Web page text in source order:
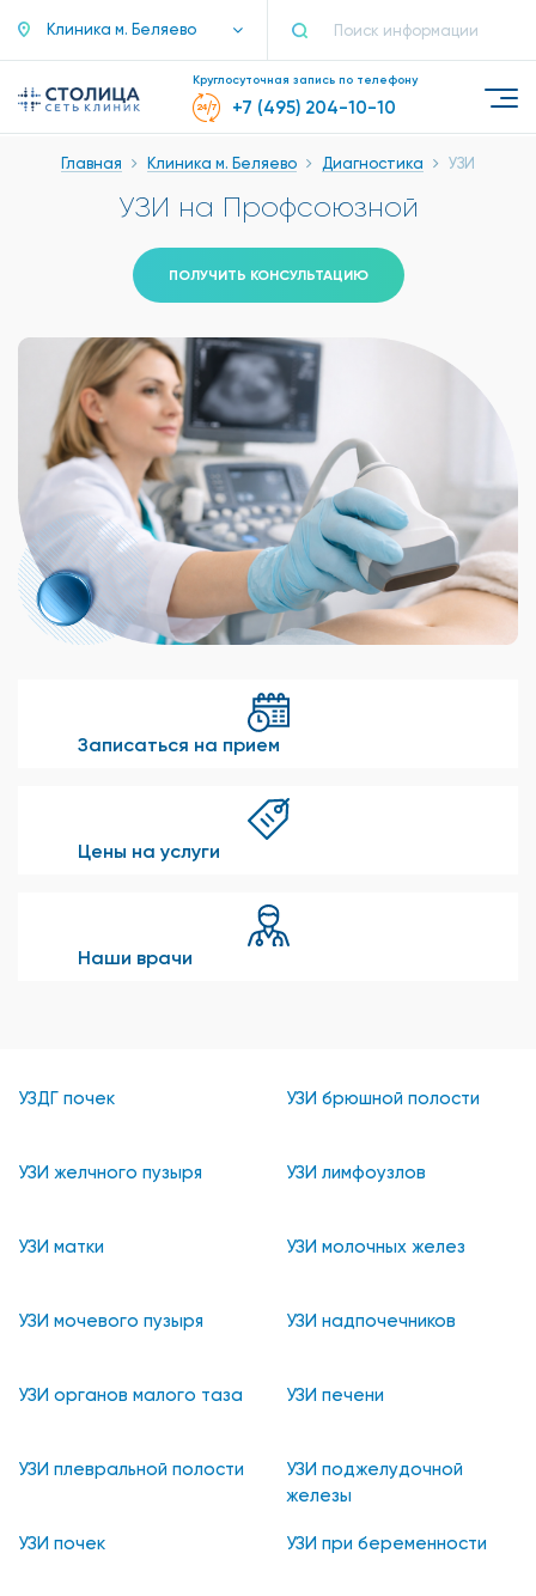
Клиника м. Беляево
Круглосуточная запись по телефону
+7 (495) 204-10-10
Главная Клиника м. Беляево Диагностика УЗИ
УЗИ на Профсоюзной
ПОЛУЧИТЬ КОНСУЛЬТАЦИЮ
Записаться на прием
Цены на услуги
Наши врачи
УЗДГ почек УЗИ брюшной полости
УЗИ желчного пузыря УЗИ лимфоузлов
УЗИ матки УЗИ молочных желез
УЗИ мочевого пузыря УЗИ надпочечников
УЗИ органов малого таза УЗИ печени
УЗИ плевральной полости
УЗИ поджелудочной
железы
УЗИ почек УЗИ при беременности